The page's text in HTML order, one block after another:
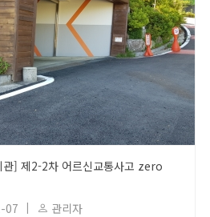
관] 제2-2차 어르신교통사고 zero
07 | 관리자